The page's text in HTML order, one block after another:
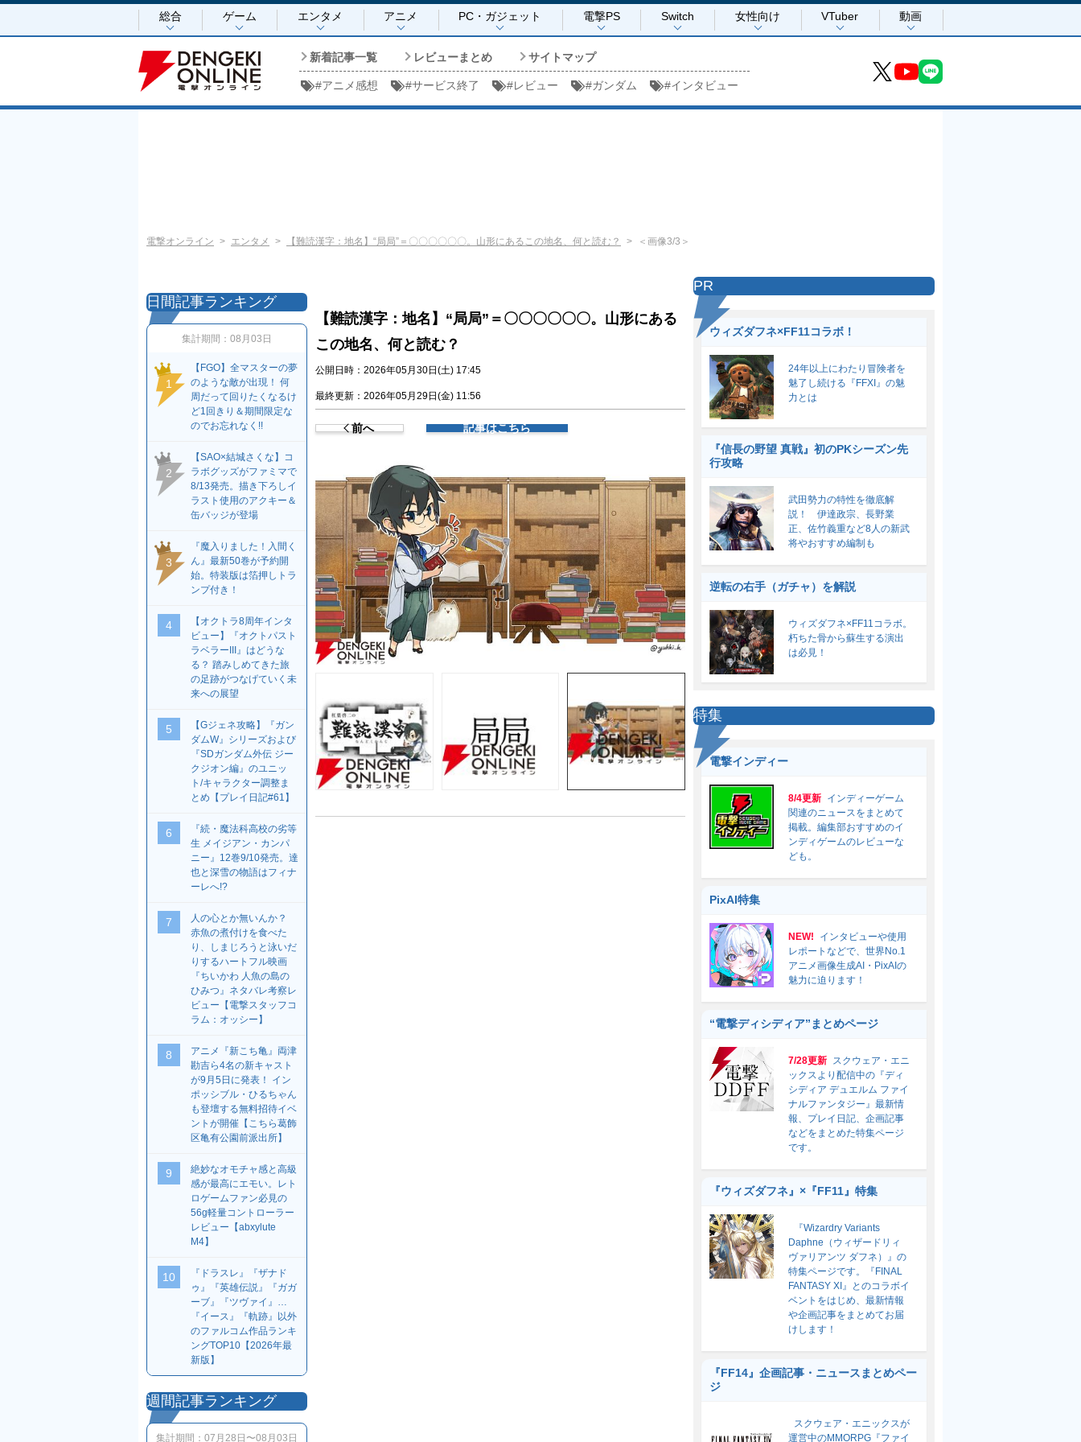
総合 ゲーム エンタメ アニメ PC・ガジェット 電撃PS Switch 女性向け VTuber 動画
新着記事一覧 レビューまとめ サイトマップ
#アニメ感想 #サービス終了 #レビュー #ガンダム #インタビュー
電撃オンライン エンタメ 【難読漢字：地名】“局局”＝〇〇〇〇〇〇。山形にあるこの地名、何と読む？ ＜画像3/3＞
【難読漢字：地名】“局局”＝〇〇〇〇〇〇。山形にある
この地名、何と読む？
公開日時：2026年05月30日(土) 17:45
最終更新：2026年05月29日(金) 11:56
前へ 記事はこちら
日間記事ランキング
集計期間： 08月03日
1
【FGO】全マスターの夢
のような敵が出現！ 何
周だって回りたくなるけ
ど1回きり＆期間限定な
のでお忘れなく!!
2
【SAO×結城さくな】コ
ラボグッズがファミマで
8/13発売。描き下ろしイ
ラスト使用のアクキー＆
缶バッジが登場
3
『魔入りました！入間く
ん』最新50巻が予約開
始。特装版は箔押しトラ
ンプ付き！
4
【オクトラ8周年インタ
ビュー】『オクトパスト
ラベラーIII』はどうな
る？ 踏みしめてきた旅
の足跡がつなげていく未
来への展望
5
【Gジェネ攻略】『ガン
ダムW』シリーズおよび
『SDガンダム外伝 ジー
クジオン編』のユニッ
ト/キャラクター調整ま
とめ【プレイ日記#61】
6
『続・魔法科高校の劣等
生 メイジアン・カンパ
ニー』12巻9/10発売。達
也と深雪の物語はフィナ
ーレへ!?
7
人の心とか無いんか？
赤魚の煮付けを食べた
り、しまじろうと泳いだ
りするハートフル映画
『ちいかわ 人魚の島の
ひみつ』ネタバレ考察レ
ビュー【電撃スタッフコ
ラム：オッシー】
8
アニメ『新こち亀』両津
勘吉ら4名の新キャスト
が9月5日に発表！ イン
ポッシブル・ひるちゃん
も登壇する無料招待イベ
ントが開催【こちら葛飾
区亀有公園前派出所】
9
絶妙なオモチャ感と高級
感が最高にエモい。レト
ロゲームファン必見の
56g軽量コントローラー
レビュー【abxylute
M4】
10
『ドラスレ』『ザナド
ゥ』『英雄伝説』『ガガ
ーブ』『ツヴァイ』…
『イース』『軌跡』以外
のファルコム作品ランキ
ングTOP10【2026年最
新版】
週間記事ランキング
集計期間： 07月28日〜08月03日
PR
ウィズダフネ×FF11コラボ！
24年以上にわたり冒険者を
魅了し続ける『FFXI』の魅
力とは
『信長の野望 真戦』初のPKシーズン先
行攻略
武田勢力の特性を徹底解
説！ 伊達政宗、長野業
正、佐竹義重など8人の新武
将やおすすめ編制も
逆転の右手（ガチャ）を解説
ウィズダフネ×FF11コラボ。
朽ちた骨から蘇生する演出
は必見！
特集
電撃インディー
8/4更新 インディーゲーム
関連のニュースをまとめて
掲載。編集部おすすめのイ
ンディゲームのレビューな
ども。
PixAI特集
NEW!
インタビューや使用
レポートなどで、世界No.1
アニメ画像生成AI・PixAIの
魅力に迫ります！
“電撃ディシディア”まとめページ
7/28更新 スクウェア・エニ
ックスより配信中の『ディ
シディア デュエルム ファイ
ナルファンタジー』最新情
報、プレイ日記、企画記事
などをまとめた特集ページ
です。
『ウィズダフネ』×『FF11』特集
『Wizardry Variants
Daphne（ウィザードリィ
ヴァリアンツ ダフネ）』の
特集ページです。『FINAL
FANTASY XI』とのコラボイ
ベントをはじめ、最新情報
や企画記事をまとめてお届
けします！
『FF14』企画記事・ニュースまとめペー
ジ
スクウェア・エニックスが
運営中のMMORPG『ファイ